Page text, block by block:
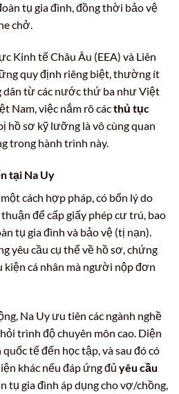
tụ gia đình, đồng thời bảo vệ
chở.
Kinh tế Châu Âu (EEA) và Liên
quy định riêng biệt, thường ít
dân từ các nước thứ ba như Việt
Nam, việc nắm rõ cácthủ tục
hồ sơ kỹ lưỡng là vô cùng quan
trong hành trình này.
tại Na Uy
một cách hợp pháp, có bốn lý do
để cấp giấy phép cư trú, bao
tụ gia đình và bảo vệ (tị nạn).
yêu cầu cụ thể về hồ sơ, chứng
kiện cá nhân mà người nộp đơn
Na Uy ưu tiên các ngành nghề
trình độ chuyên môn cao. Diện
tế đến học tập, và sau đó có
khác nếu đáp ứng đủ yêu cầu
tụ gia đình áp dụng cho vợ/chồng,